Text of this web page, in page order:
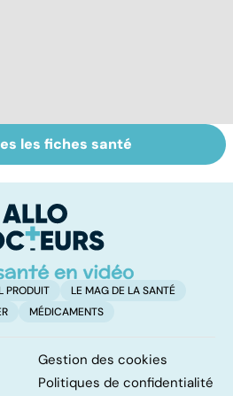
AVC : quand le
cerveau fait une
les fiches santé
PRODUIT
LE MAG DE LA SANTÉ
MÉDICAMENTS
Gestion des cookies
Politiques de confidentialité